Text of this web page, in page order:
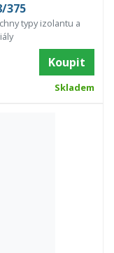
375
typy izolantu a
Koupit
Skladem